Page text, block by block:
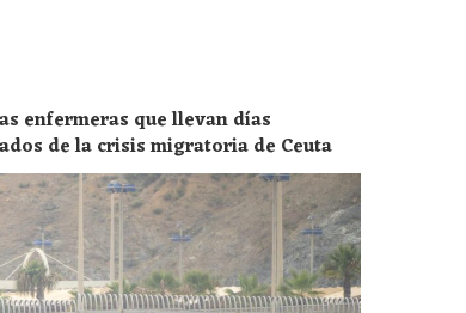
enfermeras que llevan días
de la crisis migratoria de Ceuta